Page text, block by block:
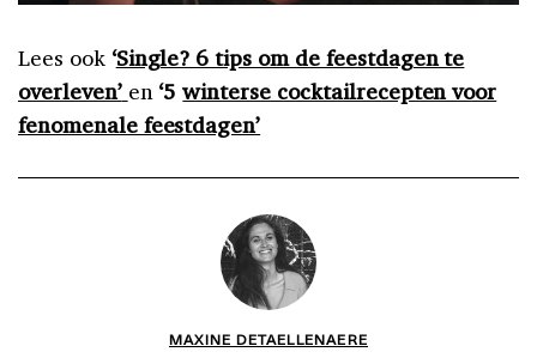
Lees ook ‘Single? 6 tips om de feestdagen te
overleven’ en ‘5winterse cocktailrecepten voor
fenomenale feestdagen’
MAXINE DETAELLENAERE